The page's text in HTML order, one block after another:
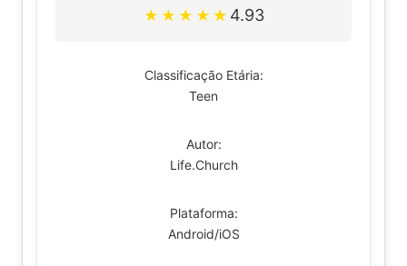
★ ★ ★ ★ ★ 4.93
Classificação Etária:
Teen
Autor:
Life.Church
Plataforma:
Android/iOS